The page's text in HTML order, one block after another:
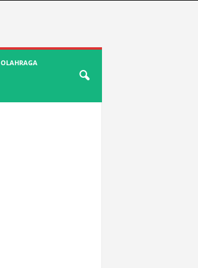
OLAHRAGA